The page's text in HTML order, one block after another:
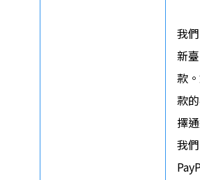
我
新
款
款
擇
我